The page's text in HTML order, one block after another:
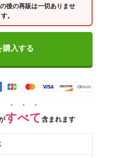
後の再販は一切ありませ
。
購入する
すべて含まれます